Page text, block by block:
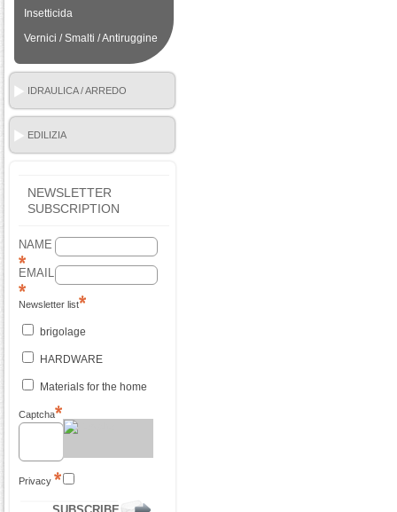
Insetticida
Vernici / Smalti / Antiruggine
IDRAULICA / ARREDO
BAGNO
EDILIZIA
NEWSLETTER
SUBSCRIPTION
NAME
EMAIL
Newsletter list
brigolage
HARDWARE
Materials for the home
Captcha
Privacy